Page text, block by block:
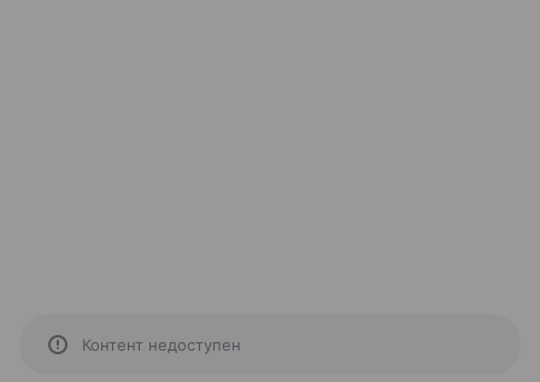
Контент недоступен